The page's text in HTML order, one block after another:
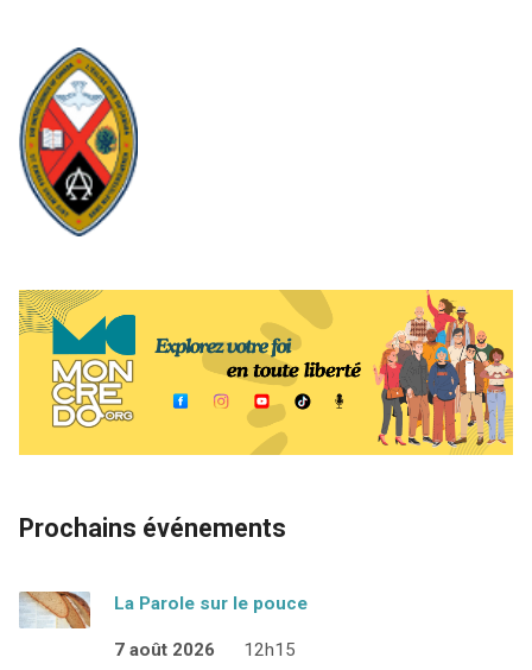
Prochains événements
La Parole sur le pouce
7 août 2026 12h15